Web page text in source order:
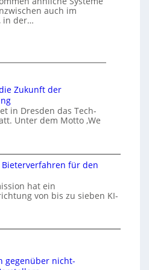
auch im
in der…
Zukunft der
in Dresden das Tech-
Unter dem Motto ‚We
für den
hat ein
von bis zu sieben KI-
gegenüber nicht-